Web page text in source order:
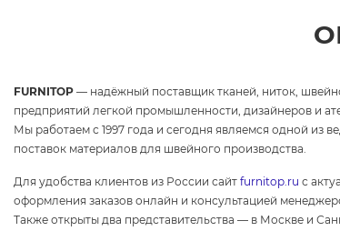
FURNITOP — надёжный поставщик тканей, ниток,
предприятий легкой промышленности, дизайнеров и
Мы работаем с 1997 года и сегодня являемся одной из
поставок материалов для швейного производства.
Для удобства клиентов из России сайт furnitop.ru с
оформления заказов онлайн и консультацией
Также открыты два представительства — в Москве и